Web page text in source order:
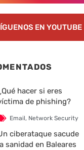
EN YOUTUBE
hacer si eres
de phishing?
Email, Network Security
ciberataque sacude
sanidad en Baleares